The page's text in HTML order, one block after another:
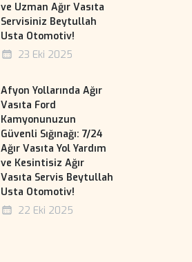
ve Uzman Ağır Vasıta
Servisiniz Beytullah
Usta Otomotiv!
23 Eki 2025
Afyon Yollarında Ağır
Vasıta Ford
Kamyonunuzun
Güvenli Sığınağı: 7/24
Ağır Vasıta Yol Yardım
ve Kesintisiz Ağır
Vasıta Servis Beytullah
Usta Otomotiv!
22 Eki 2025